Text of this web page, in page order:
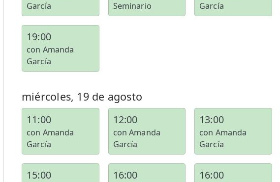
García
Seminario
García
19:00
con Amanda
García
miércoles, 19 de agosto
11:00
con Amanda
García
12:00
con Amanda
García
13:00
con Amanda
García
15:00 16:00 16:00